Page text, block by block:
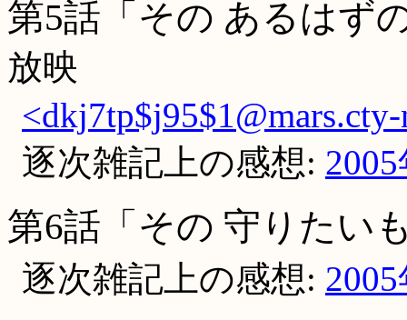
第5話「その あるはず
放映
逐次雑記上の感想:
第6話「その 守りたい
逐次雑記上の感想: